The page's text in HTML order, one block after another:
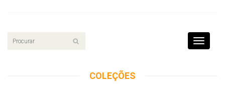
Toggle
COLEÇÕES